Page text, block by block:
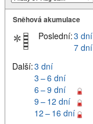
Sněhová akumulace
Poslední:3 dní
7 dní
Další:3 dní
3 – 6 dní
6 – 9 dní
9 – 12 dní
12 – 16 dní